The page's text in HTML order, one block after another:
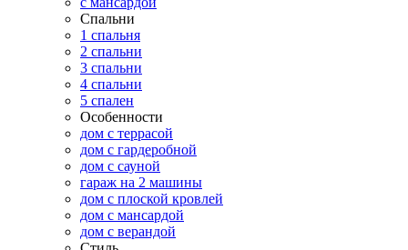
Спальни
1 спальня
2 спальни
3 спальни
4 спальни
5 спален
Особенности
дом с террасой
дом с гардеробной
дом с сауной
гараж на 2 машины
дом с плоской кровлей
дом с мансардой
дом с верандой